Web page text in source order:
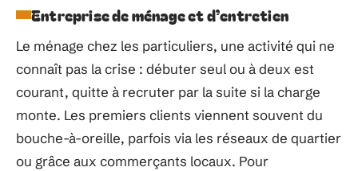
Entreprise de ménage et d’entretien
Le ménage chez les particuliers, une activité qui ne
connaît pas la crise : débuter seul ou à deux est
courant, quitte à recruter par la suite si la charge
monte. Les premiers clients viennent souvent du
bouche-à-oreille, parfois via les réseaux de quartier
ou grâce aux commerçants locaux. Pour